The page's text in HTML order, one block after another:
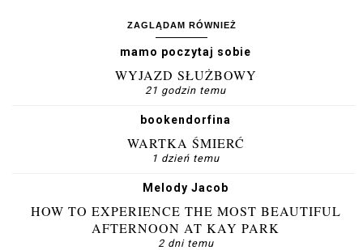
ZAGLĄDAM RÓWNIEŻ
mamo poczytaj sobie
WYJAZD SŁUŻBOWY
21 godzin temu
bookendorfina
WARTKA ŚMIERĆ
1 dzień temu
Melody Jacob
HOW TO EXPERIENCE THE MOST BEAUTIFUL
AFTERNOON AT KAY PARK
2 dni temu